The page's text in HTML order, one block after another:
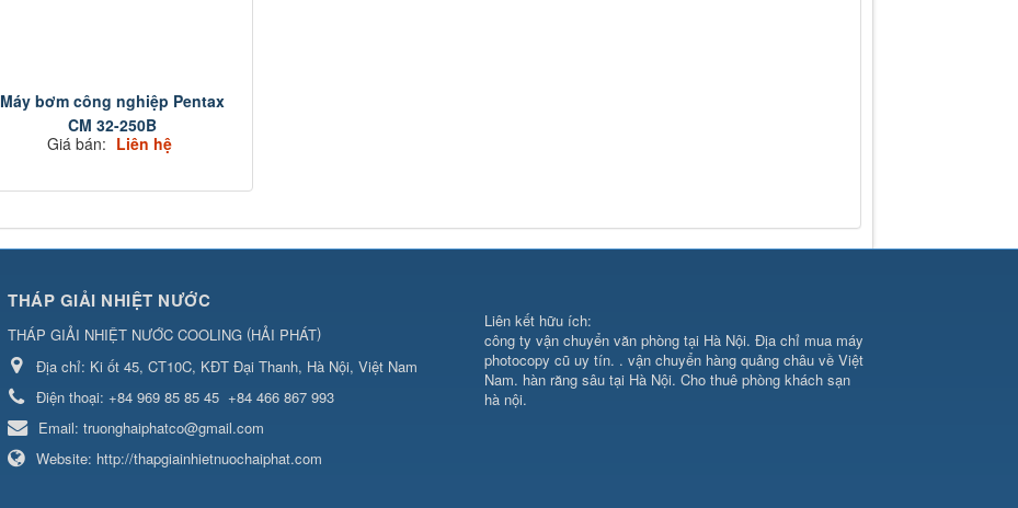
Máy bơm công nghiệp Pentax
CM 32-250B
Giá bán: Liên hệ
THÁP GIẢI NHIỆT NƯỚC
THÁP GIẢI NHIỆT NƯỚC COOLING (HẢI PHÁT)
Địa chỉ: Ki ốt 45, CT10C, KĐT Đại Thanh, Hà Nội, Việt Nam
Điện thoại: +84 969 85 85 45 +84 466 867 993
Email: truonghaiphatco@gmail.com
Website: http://thapgiainhietnuochaiphat.com
Liên kết hữu ích:
công ty vận chuyển văn phòng tại Hà Nội. Địa chỉ mua máy
photocopy cũ uy tín. . vận chuyển hàng quảng châu về Việt
Nam. hàn răng sâu tại Hà Nội. Cho thuê phòng khách sạn
hà nội.